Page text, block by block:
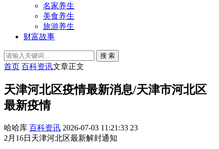
名家养生
美食养生
旅游养生
财富故事
搜 索
首页 百科资讯文章正文
天津河北区疫情最新消息/天津市河北区
最新疫情
哈哈库 百科资讯 2026-07-03 11:21:33 23
2月16日天津河北区最新解封通知